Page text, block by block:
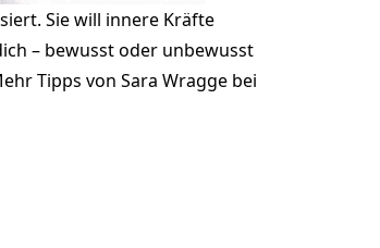
Sie will innere Kräfte
– bewusst oder unbewusst
Tipps von Sara Wragge bei